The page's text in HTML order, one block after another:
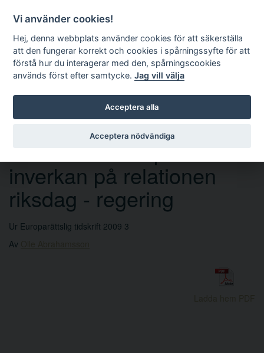
Sök
inverkan på relationen
riksdag - regering
Ur Europarättslig tidskrift 2009 3
Av
Vi använder cookies!
Hej, denna webbplats använder cookies för att säkerställa
att den fungerar korrekt och cookies i spårningssyfte för att
förstå hur du interagerar med den, spårningscookies
används först efter samtycke.Jag vill välja
Acceptera alla
Acceptera nödvändiga